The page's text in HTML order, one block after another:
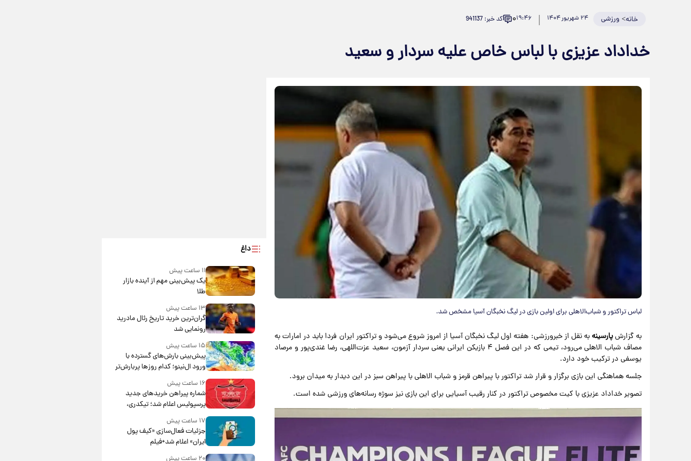
خانه> ورزشی ۲۴ شهریور ۱۴۰۴ ۱۹:۴۶۰ کد خبر: 941137
خداداد عزیزی با لباس خاص علیه سردار و سعید
لباس تراکتور و شباب‌الاهلی برای اولین بازی در لیگ نخبگان آسیا مشخص شد.
به گزارشپارسینهبه نقل از خبرورزشی: هفته اول لیگ نخبگان آسیا از امروز شروع می‌شود و تراکتور ایران فردا باید در امارات به
مصاف شباب الاهلی می‌رود، تیمی که در این فصل ۴ بازیکن ایرانی یعنی سردار آزمون، سعید عزت‌اللهی، رضا غندی‌پور و مرصاد
یوسفی در ترکیب خود دارد.
جلسه هماهنگی این بازی برگزار و قرار شد تراکتور با پیراهن قرمز و شباب الاهلی با پیراهن سبز در این دیدار به میدان برود.
تصویر خداداد عزیزی با کیت مخصوص تراکتور در کنار رقیب آسیایی برای این بازی نیز سوژه رسانه‌های ورزشی شده است.
داغ
۱۱ ساعت پیش
یک پیش‌بینی مهم از آینده بازار
طلا
۱۳ ساعت پیش
گران‌ترین خرید تاریخ رئال مادرید
رونمایی شد
۱۵ ساعت پیش
پیش‌بینی بارش‌های گسترده با
ورود ال‌نینو؛ کدام روزها پربارش‌تر
خواهند بود؟
۱۶ ساعت پیش
شماره پیراهن خریدهای جدید
پرسپولیس اعلام شد؛ تیکدری،
محبی و سرگیف با اعداد ویژه
۱۷ ساعت پیش
جزئیات فعال‌سازی «کیف پول
ایران» اعلام شد+فیلم
۲۰ ساعت پیش